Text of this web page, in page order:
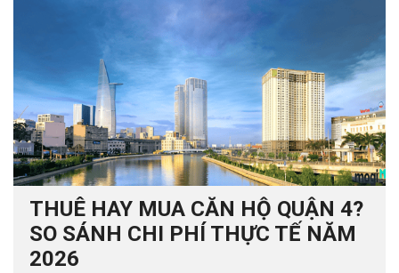
THUÊ HAY MUA CĂN HỘ QUẬN 4?
SO SÁNH CHI PHÍ THỰC TẾ NĂM
2026